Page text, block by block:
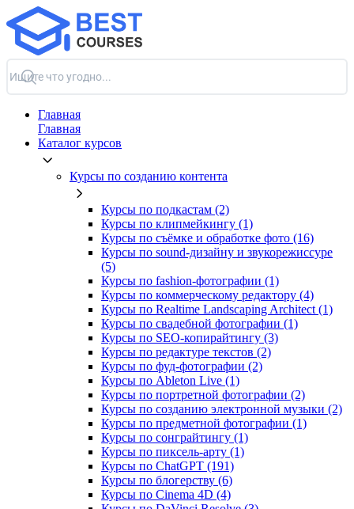
Главная
Главная
Каталог курсов
Курсы по созданию контента
Курсы по подкастам (2)
Курсы по клипмейкингу (1)
Курсы по съёмке и обработке фото (16)
Курсы по sound-дизайну и звукорежиссуре
(5)
Курсы по fashion-фотографии (1)
Курсы по коммерческому редактору (4)
Курсы по Realtime Landscaping Architect (1)
Курсы по свадебной фотографии (1)
Курсы по SEO-копирайтингу (3)
Курсы по редактуре текстов (2)
Курсы по фуд-фотографии (2)
Курсы по Ableton Live (1)
Курсы по портретной фотографии (2)
Курсы по созданию электронной музыки (2)
Курсы по предметной фотографии (1)
Курсы по сонграйтингу (1)
Курсы по пиксель-арту (1)
Курсы по ChatGPT (191)
Курсы по блогерству (6)
Курсы по Cinema 4D (4)